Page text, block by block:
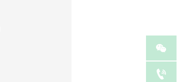

